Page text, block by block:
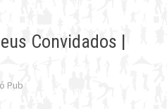
Convidados |
Pub